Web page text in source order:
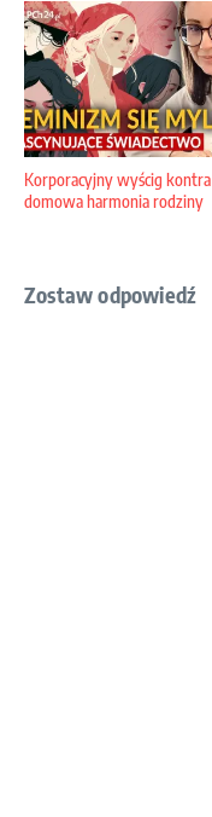
Korporacyjny wyścig kontra
domowa harmonia rodziny
Zostaw odpowiedź